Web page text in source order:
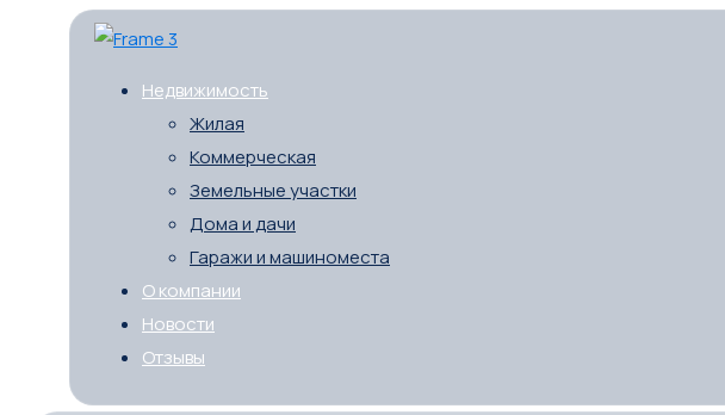
Недвижимость
Жилая
Коммерческая
Земельные участки
Дома и дачи
Гаражи и машиноместа
О компании
Новости
Отзывы